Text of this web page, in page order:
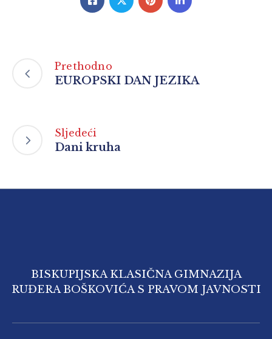
Prethodno
EUROPSKI DAN JEZIKA
Sljedeći
Dani kruha
BISKUPIJSKA KLASIČNA GIMNAZIJA
RUĐERA BOŠKOVIĆA S PRAVOM JAVNOSTI